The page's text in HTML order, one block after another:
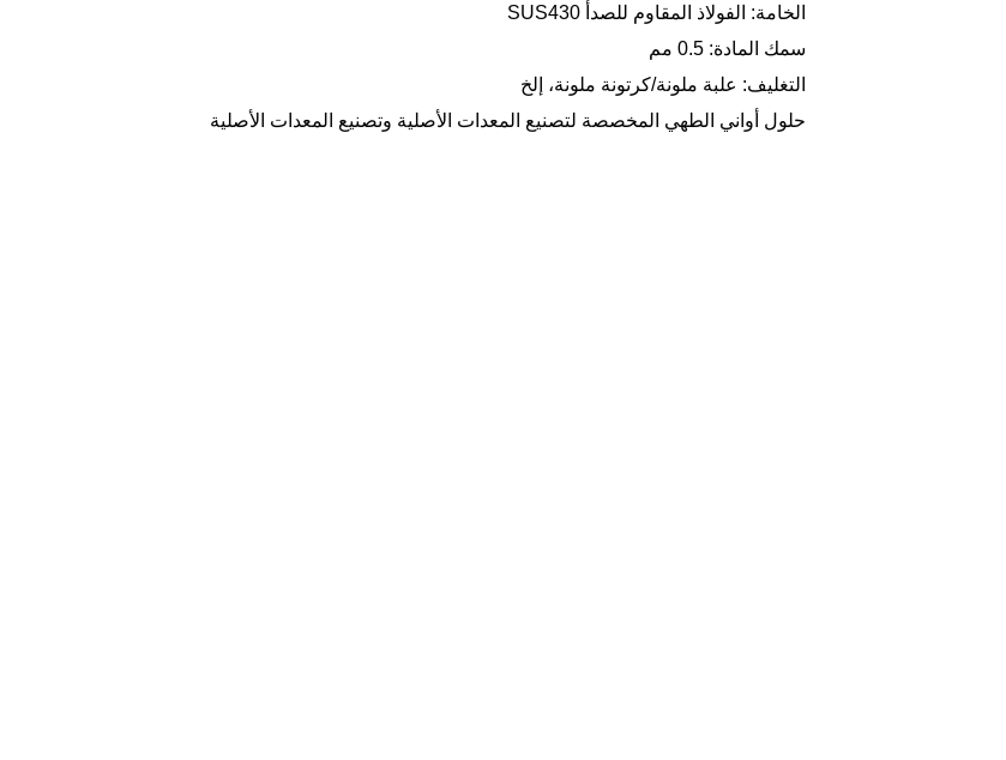
الخامة: الفولاذ المقاوم للصدأ SUS430
سمك المادة: 0.5 مم
التغليف: علبة ملونة/كرتونة ملونة، إلخ
حلول أواني الطهي المخصصة لتصنيع المعدات الأصلية وتصنيع المعدات الأصلية